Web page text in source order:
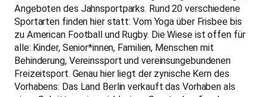
Rahmen der Öffentlichkeitsbeteiligung zum
Bebauungsplan 3-87: „Weiterhin ist der Erhalt der
Sportwiese anzustreben, sie entlastet den Mauerpark
und mindert Nutzungskonflikte.” [1]
Hitzeinsel statt Klimaanpassung
In Zeiten von Hitzesommern ist die Versiegelung der